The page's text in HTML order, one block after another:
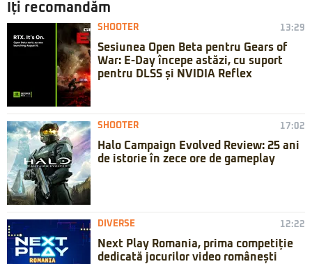
Iți recomandăm
SHOOTER 13:29
Sesiunea Open Beta pentru Gears of
War: E-Day începe astăzi, cu suport
pentru DLSS și NVIDIA Reflex
SHOOTER 17:02
Halo Campaign Evolved Review: 25 ani
de istorie în zece ore de gameplay
DIVERSE 12:22
Next Play Romania, prima competiție
dedicată jocurilor video românești